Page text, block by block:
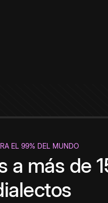
EL 99% DEL MUNDO
a más de